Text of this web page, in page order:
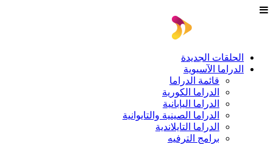
الحلقات الجديدة
الدراما الآسيوية
قائمة الدراما
الدراما الكورية
الدراما اليابانية
الدراما الصينية والتايوانية
الدراما التايلاندية
برامج الترفيه